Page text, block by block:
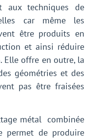
aux techniques de
car même les
être produits en
et ainsi réduire
Elle offre en outre, la
géométries et des
pas être fraisées
métal combinée
permet de produire